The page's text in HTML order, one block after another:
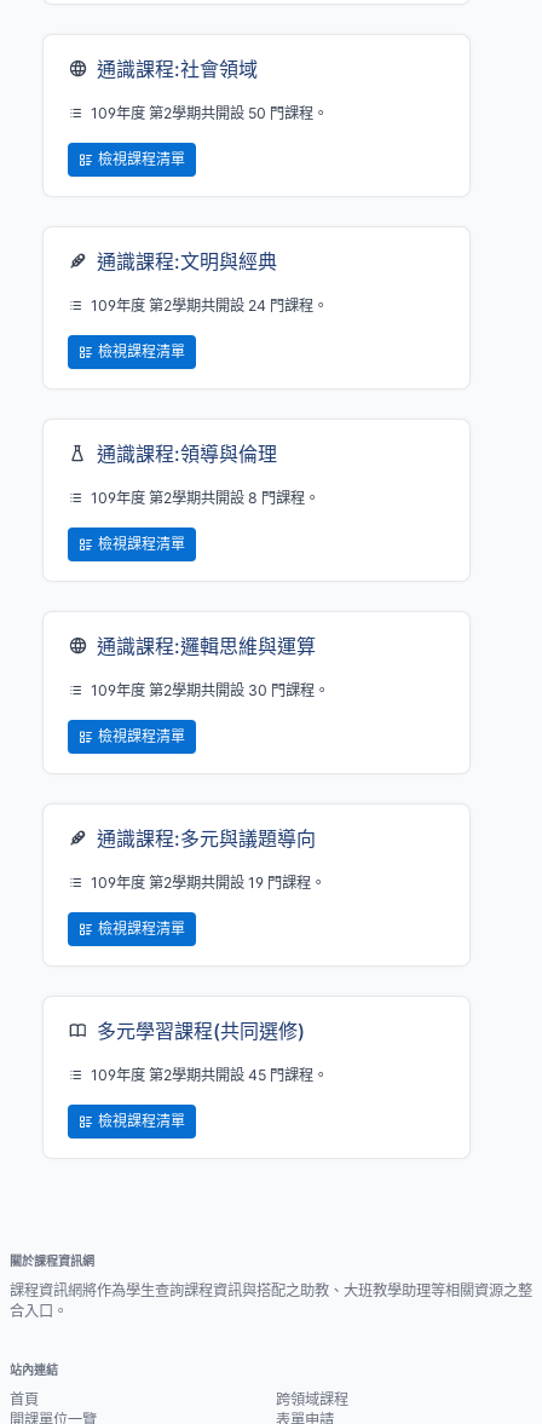
通識課程:社會領域
109年度 第2學期共開設 50 門課程。
檢視課程清單
通識課程:文明與經典
109年度 第2學期共開設 24 門課程。
檢視課程清單
通識課程:領導與倫理
109年度 第2學期共開設 8 門課程。
檢視課程清單
通識課程:邏輯思維與運算
109年度 第2學期共開設 30 門課程。
檢視課程清單
通識課程:多元與議題導向
109年度 第2學期共開設 19 門課程。
檢視課程清單
多元學習課程(共同選修)
109年度 第2學期共開設 45 門課程。
檢視課程清單
關於課程資訊網
課程資訊網將作為學生查詢課程資訊與搭配之助教、大班教學助理等相關資源之整
合入口。
站內連結
首頁
開課單位一覽
跨領域課程
表單申請